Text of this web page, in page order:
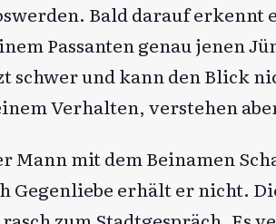
Bald darauf erkennt
Passanten genau jenen
und kann den Blick
Verhalten, verstehen
mit dem Beinamen
Gegenliebe erhält er nicht.